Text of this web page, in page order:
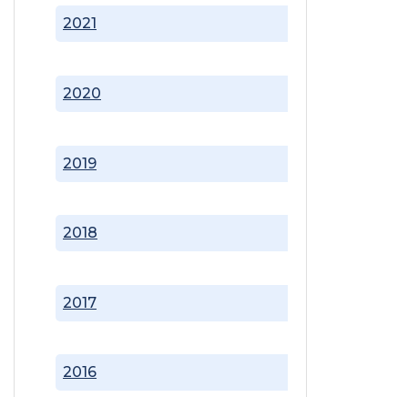
2016
2017
2018
2019
2020
2021